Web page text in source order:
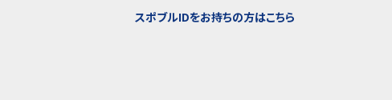
スポブルIDをお持ちの方はこちら